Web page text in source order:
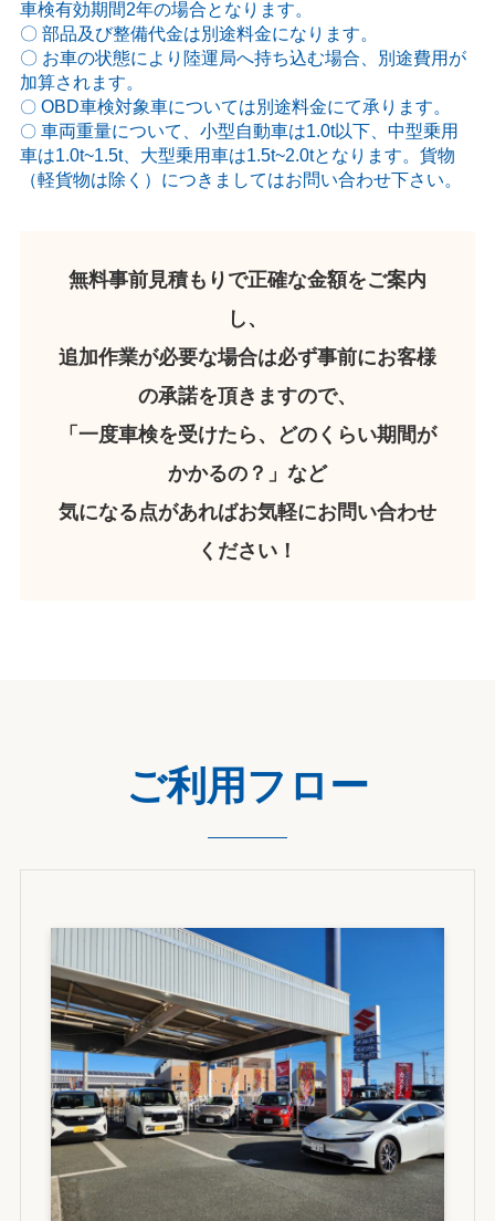
車検有効期間2年の場合となります。
〇 部品及び整備代金は別途料金になります。
〇 お車の状態により陸運局へ持ち込む場合、別途費用が
加算されます。
〇 OBD車検対象車については別途料金にて承ります。
〇 車両重量について、小型自動車は1.0t以下、中型乗用
車は1.0t~1.5t、大型乗用車は1.5t~2.0tとなります。貨物
（軽貨物は除く）につきましてはお問い合わせ下さい。
無料事前見積もりで正確な金額をご案内
し、
追加作業が必要な場合は必ず事前にお客様
の承諾を頂きますので、
「一度車検を受けたら、どのくらい期間が
かかるの？」など
気になる点があればお気軽にお問い合わせ
ください！
ご利用フロー